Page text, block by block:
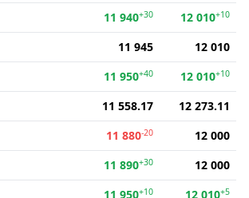
11 940+30 12 010+10
11 945
12 010
11 950+40 12 010+10
11 558.17
12 273.11
11 880-20
12 000
11 890+30
12 000
11 950+10 12 010+5